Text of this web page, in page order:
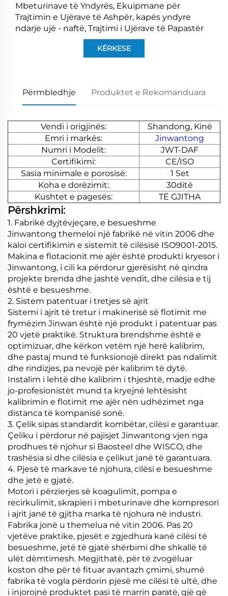
Mbeturinave të Yndyrës, Ekuipmane për
Trajtimin e Ujërave të Ashpër, kapës yndyre
ndarje ujë - naftë, Trajtimi i Ujërave të Papastër
KËRKESE
Përmbledhje Produktet e Rekomanduara
Vendi i origjinës:
Shandong, Kinë
Emri i markës:
Jinwantong
Numri i Modelit:
JWT-DAF
Certifikimi:
CE/ISO
Sasia minimale e porosisë:
1 Set
Koha e dorëzimit:
30ditë
Kushtet e pagesës:
TË GJITHA
Përshkrimi:
1. Fabrikë dyjtëvjeçare, e besueshme
Jinwantong themeloi një fabrikë në vitin 2006 dhe
kaloi certifikimin e sistemit të cilësisë ISO9001-2015.
Makina e flotacionit me ajër është produkti kryesor i
Jinwantong, i cili ka përdorur gjerësisht në qindra
projekte brenda dhe jashtë vendit, dhe cilësia e tij
është e besueshme.
2. Sistem patentuar i tretjes së ajrit
Sistemi i ajrit të tretur i makinerisë së flotimit me
frymëzim Jinwan është një produkt i patentuar pas
20 vjetë praktikë. Struktura brendshme është e
optimizuar, dhe kërkon vetëm një herë kalibrim,
dhe pastaj mund të funksionojë direkt pas ndalimit
dhe rindizjes, pa nevojë për kalibrim të dytë.
Instalim i lehtë dhe kalibrim i thjeshtë, madje edhe
jo-profesionistët mund ta kryejnë lehtësisht
kalibrimin e flotimit me ajër nën udhëzimet nga
distanca të kompanisë sonë.
3. Çelik sipas standardit kombëtar, cilësi e garantuar.
Çeliku i përdorur në pajisjet Jinwantong vjen nga
prodhues të njohur si Baosteel dhe WISCO, dhe
trashësia si dhe cilësia e çelikut janë të garantuara.
4. Pjesë të markave të njohura, cilësi e besueshme
dhe jetë e gjatë.
Motori i përzierjes së koagulimit, pompa e
recirkulimit, skrapieri i mbeturinave dhe kompresori
i ajrit janë të gjitha marka të njohura në industri.
Fabrika jonë u themelua në vitin 2006. Pas 20
vjetëve praktike, pjesët e zgjedhura kanë cilësi të
besueshme, jetë të gjatë shërbimi dhe shkallë të
ulët dëmtimesh. Megjithatë, për të zvogëluar
koston dhe për të fituar avantazh çmimi, shumë
fabrika të vogla përdorin pjesë me cilësi të ultë, dhe
i injorojnë produktet pasi të marrin paratë, gjë që